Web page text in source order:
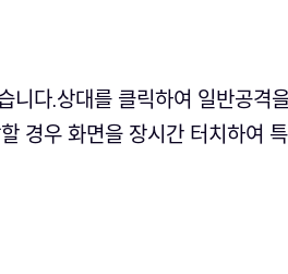
다.상대를 클릭하여 일반공격
경우 화면을 장시간 터치하여